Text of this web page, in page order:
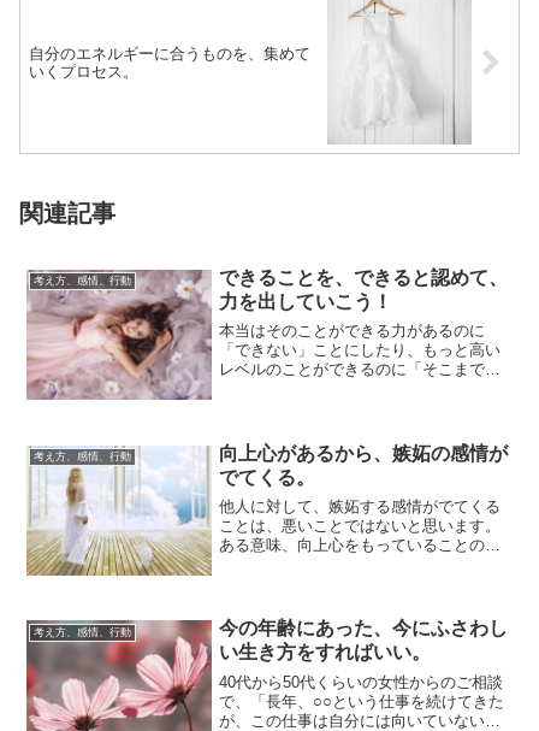
自分のエネルギーに合うものを、集めて
いくプロセス。
関連記事
考え方、感情、行動
できることを、できると認めて、
力を出していこう！
本当はそのことができる力があるのに
「できない」ことにしたり、もっと高い
レベルのことができるのに「そこまでは
考え方、感情、行動
向上心があるから、嫉妬の感情が
でてくる。
他人に対して、嫉妬する感情がでてくる
ことは、悪いことではないと思います。
ある意味、向上心をもっていることのあ
考え方、感情、行動
今の年齢にあった、今にふさわし
い生き方をすればいい。
40代から50代くらいの女性からのご相談
で、「長年、○○という仕事を続けてきた
が、この仕事は自分には向いていないの